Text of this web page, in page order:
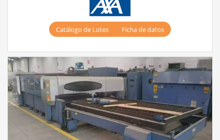
Catálogo de Lotes Ficha de datos